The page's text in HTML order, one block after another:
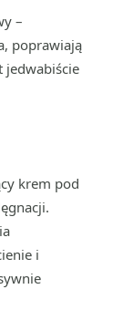
–
poprawiają
jedwabiście
krem pod
i